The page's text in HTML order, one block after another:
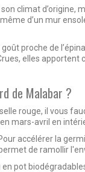
climat
d’un mur
proche de
elles
de Malabar ?
rouge, il vous
mars-avril en
accélérer la
de ramollir
pot